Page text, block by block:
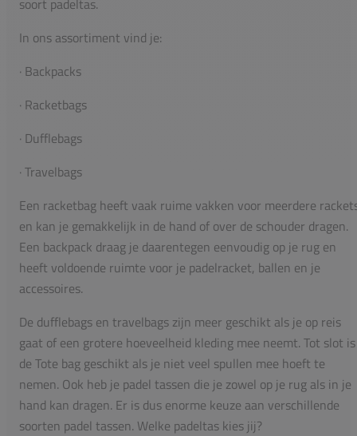
In ons assortiment vind je:
· Backpacks
· Racketbags
· Dufflebags
· Travelbags
Een racketbag heeft vaak ruime vakken voor meerdere
en kan je gemakkelijk in de hand of over de schouder dragen.
Een backpack draag je daarentegen eenvoudig op je rug en
heeft voldoende ruimte voor je padelracket, ballen en je
accessoires.
De dufflebags en travelbags zijn meer geschikt als je op reis
gaat of een grotere hoeveelheid kleding mee neemt. Tot slot is
de Tote bag geschikt als je niet veel spullen mee hoeft te
nemen. Ook heb je padel tassen die je zowel op je rug als in je
hand kan dragen. Er is dus enorme keuze aan verschillende
soorten padel tassen. Welke padeltas kies jij?